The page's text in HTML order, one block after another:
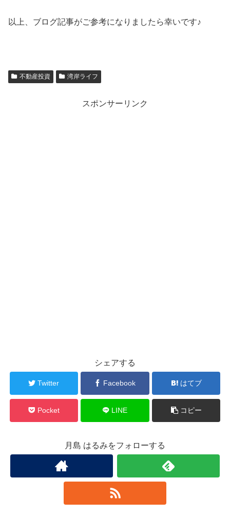
以上、ブログ記事がご参考になりましたら幸いです♪
不動産投資 湾岸ライフ
スポンサーリンク
シェアする
Twitter Facebook はてブ
Pocket LINE コピー
月島 はるみをフォローする